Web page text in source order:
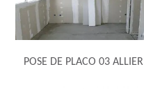
POSE DE PLACO 03 ALLIER